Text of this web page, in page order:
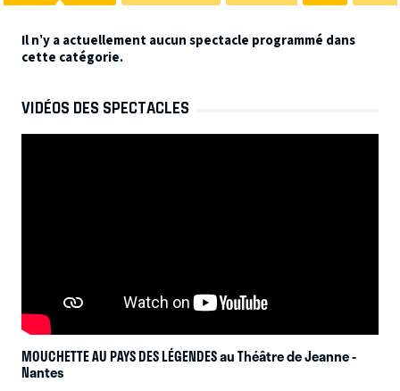
Il n’y a actuellement aucun spectacle programmé dans
cette catégorie.
VIDÉOS DES SPECTACLES
MOUCHETTE AU PAYS DES LÉGENDES au Théâtre de Jeanne-
Nantes